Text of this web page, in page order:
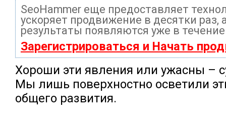
SeoHammer еще предоставляет
ускоряет продвижение в десятки раз,
результаты появляются уже в
Зарегистрироваться и Начать
Хороши эти явления или ужасны –
Мы лишь поверхностно осветили
общего развития.